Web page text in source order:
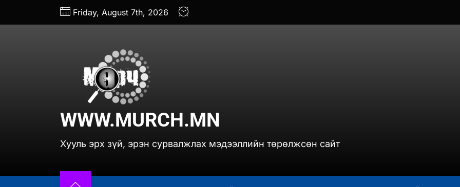
Friday, August 7th, 2026
WWW.MURCH.MN
Хууль эрх зүй, эрэн сурвалжлах мэдээллийн төрөлжсөн сайт